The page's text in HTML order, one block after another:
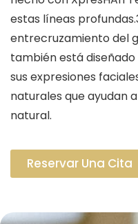
estas líneas
entrecruzamiento del
también está
sus expresiones
naturales que ayudan
natural.
Reservar Una Cita